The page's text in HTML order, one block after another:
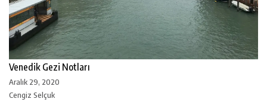
Venedik Gezi Notları
Aralık 29, 2020
Cengiz Selçuk